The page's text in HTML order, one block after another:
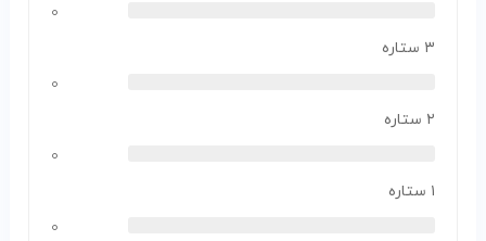
۰
۳ ستاره
۰
۲ ستاره
۰
۱ ستاره
۰